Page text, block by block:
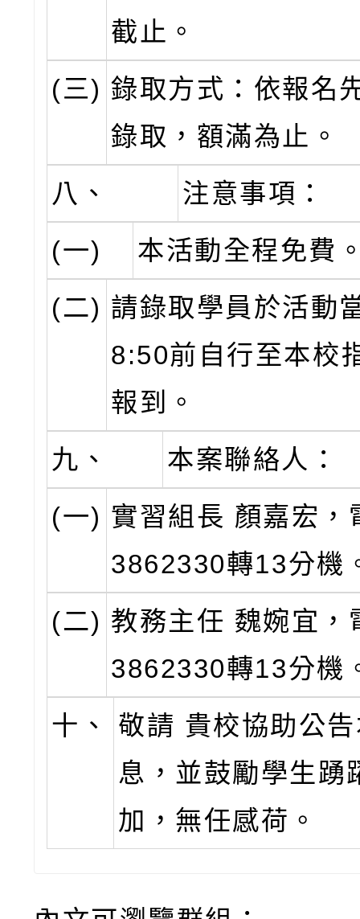
截止。
(三) 錄取方式：依報名
錄取，額滿為止。
八、
注意事項：
(一)
本活動全程免費
(二) 請錄取學員於活動
8:50前自行至本校
報到。
九、
本案聯絡人：
(一) 實習組長 顏嘉宏
3862330轉13分機
(二) 教務主任 魏婉宜
3862330轉13分機
十、
敬請 貴校協助公
息，並鼓勵學生踴
加，無任感荷。